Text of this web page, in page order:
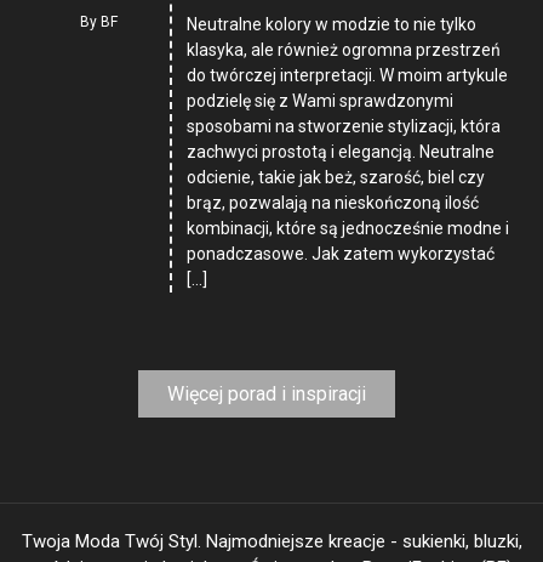
ByBF
Neutralne kolory w modzie to nie tylko
klasyka, ale również ogromna przestrzeń
do twórczej interpretacji. W moim artykule
podzielę się z Wami sprawdzonymi
sposobami na stworzenie stylizacji, która
zachwyci prostotą i elegancją. Neutralne
odcienie, takie jak beż, szarość, biel czy
brąz, pozwalają na nieskończoną ilość
kombinacji, które są jednocześnie modne i
ponadczasowe. Jak zatem wykorzystać
[…]
Więcej porad i inspiracji
Twoja Moda Twój Styl. Najmodniejsze kreacje - sukienki, bluzki,